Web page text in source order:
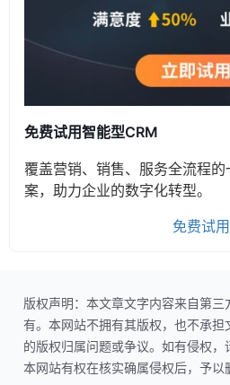
免费试用智能型CRM
覆盖营销、销售、服务全流程
案，助力企业的数字化转型。
免费试用
版权声明：本文章文字内容来自第
有。本网站不拥有其版权，也不承
的版权归属问题或争议。如有侵权，
本网站有权在核实确属侵权后，予以